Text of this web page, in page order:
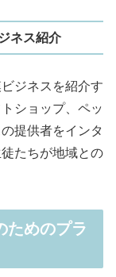
ネス紹介
ジネスを紹介す
ショップ、ペッ
提供者をインタ
たちが地域との
ためのプラ